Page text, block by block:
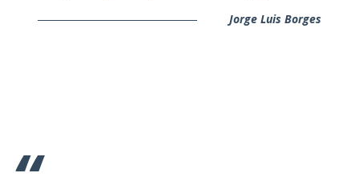
Jorge Luis Borges